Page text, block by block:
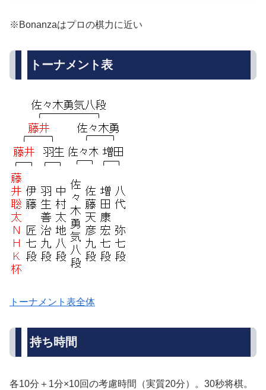
※Bonanzaはプロの棋力に近い
トーナメント表
トーナメント表全体
持ち時間
各10分＋1分×10回の考慮時間（実質20分）。30秒将棋。